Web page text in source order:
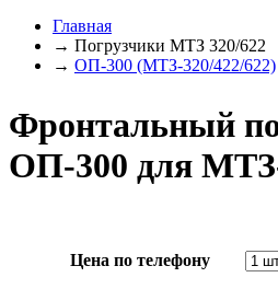
Главная
→ Погрузчики МТЗ 320/622
→ ОП-300 (МТЗ-320/422/622)
Фронтальный
ОП-300 для
Цена по телефону